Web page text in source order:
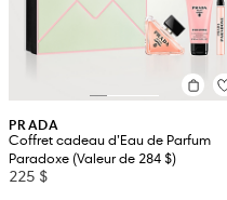
PRADA
Coffret cadeau d’Eau de Parfum
Paradoxe (Valeur de 284 $)
225 $